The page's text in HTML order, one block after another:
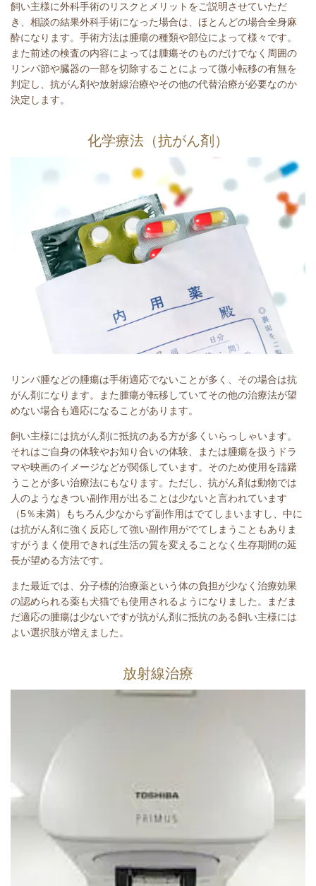
飼い主様に外科手術のリスクとメリットをご説明させていただ
き、相談の結果外科手術になった場合は、ほとんどの場合全身麻
酔になります。手術方法は腫瘍の種類や部位によって様々です。
また前述の検査の内容によっては腫瘍そのものだけでなく周囲の
リンパ節や臓器の一部を切除することによって微小転移の有無を
判定し、抗がん剤や放射線治療やその他の代替治療が必要なのか
決定します。
化学療法（抗がん剤）
リンパ腫などの腫瘍は手術適応でないことが多く、その場合は抗
がん剤になります。また腫瘍が転移していてその他の治療法が望
めない場合も適応になることがあります。
飼い主様には抗がん剤に抵抗のある方が多くいらっしゃいます。
それはご自身の体験やお知り合いの体験、または腫瘍を扱うドラ
マや映画のイメージなどが関係しています。そのため使用を躊躇
うことが多い治療法にもなります。ただし、抗がん剤は動物では
人のようなきつい副作用が出ることは少ないと言われています
（5％未満）もちろん少なからず副作用はでてしまいますし、中に
は抗がん剤に強く反応して強い副作用がでてしまうこともありま
すがうまく使用できれば生活の質を変えることなく生存期間の延
長が望める方法です。
また最近では、分子標的治療薬という体の負担が少なく治療効果
の認められる薬も犬猫でも使用されるようになりました。まだま
だ適応の腫瘍は少ないですが抗がん剤に抵抗のある飼い主様には
よい選択肢が増えました。
放射線治療